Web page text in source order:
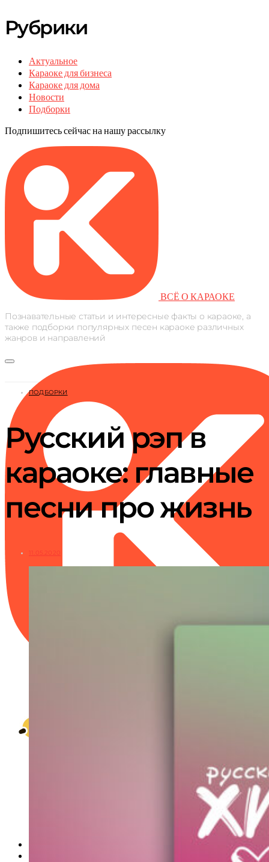
Рубрики
Актуальное
Караоке для бизнеса
Караоке для дома
Новости
Подборки
Подпишитесь сейчас на нашу рассылку
ВСЁ О КАРАОКЕ
Познавательные статьи и интересные факты о караоке, а
также подборки популярных песен караоке различных
жанров и направлений
ПОДБОРКИ
Русский рэп в
караоке: главные
песни про жизнь
11.05.2020